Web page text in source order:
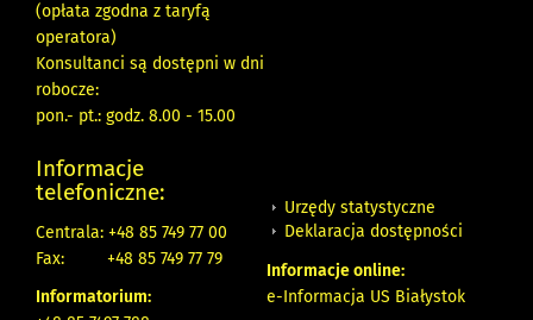
(opłata zgodna z taryfą
operatora)
Konsultanci są dostępni w dni
robocze:
pon.- pt.: godz. 8.00 - 15.00
Informacje
telefoniczne:
Centrala: +48 85 749 77 00
Fax:
+48 85 749 77 79
Informatorium:
Urzędy statystyczne
Deklaracja dostępności
Informacje online:
e-Informacja US Białystok